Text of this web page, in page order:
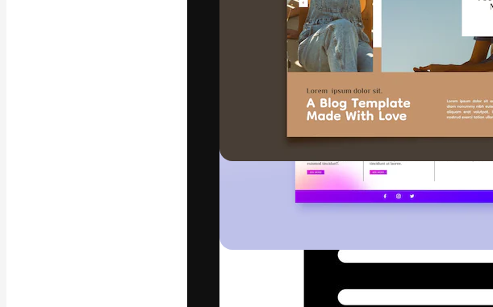
agências e estúdios.
Português
Copyright © 2010-